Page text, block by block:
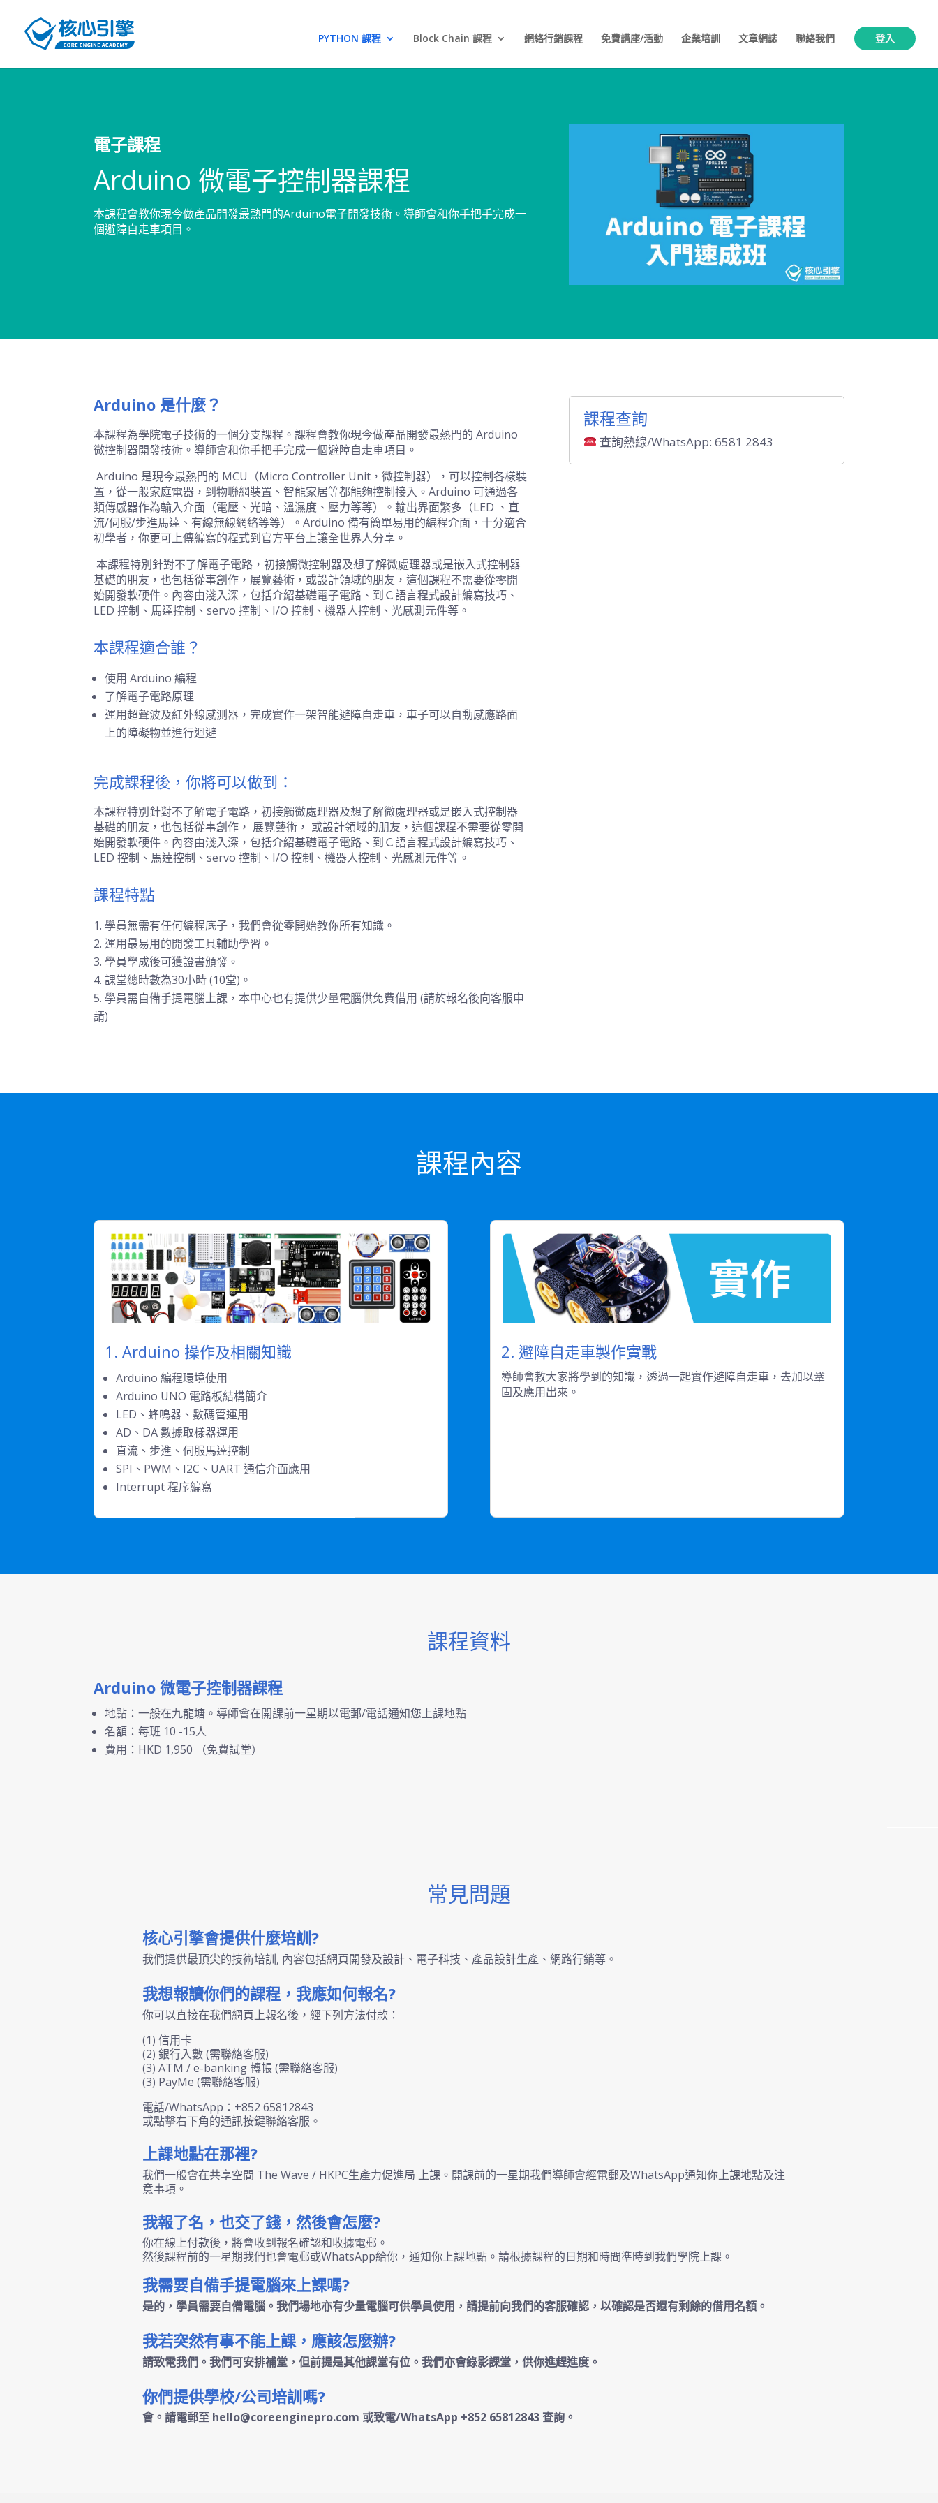
PYTHON 課程 Block Chain 課程 網絡行銷課程 免費講座/活動 企業培訓 文章網誌 聯絡我們 登入
電子課程
Arduino 微電子控制器課程
本課程會教你現今做產品開發最熱門的Arduino電子開發技術。導師會和你手把手完成一
個避障自走車項目。
Arduino 是什麼？
本課程為學院電子技術的一個分支課程。課程會教你現今做產品開發最熱門的Arduino
微控制器開發技術。導師會和你手把手完成一個避障自走車項目。
Arduino 是現今最熱門的 MCU（Micro Controller Unit，微控制器），可以控制各樣裝
置，從一般家庭電器， 到物聯網裝置、智能家居等都能夠控制接入。Arduino 可通過各
類傳感器作為輸入介面（電壓、光暗、溫濕度、壓力等等）
。輸出界面繁多（LED 、直
流/伺服/步進馬達、有線無線網絡等等）。Arduino 備有簡單易用的編程介面，十分適合
初學者，你更可上傳編寫的程式到官方平台上讓全世界人分享。
本課程特別針對不了解電子電路，初接觸微控制器及想了解微處理器或是嵌入式控制器
基礎的朋友，也包括從事創作，展覽藝術，或設計領域的朋友，這個課程不需要從零開
始開發軟硬件。內容由淺入深，包括介紹基礎電子電路、到Ｃ語言程式設計編寫技巧、
LED 控制、馬達控制、servo 控制、I/O 控制、機器人控制、光感測元件等。
本課程適合誰？
使用 Arduino 編程
了解電子電路原理
運用超聲波及紅外線感測器，完成實作一架智能避障自走車，車子可以自動感應路面
上的障礙物並進行迴避
完成課程後，你將可以做到：
本課程特別針對不了解電子電路，初接觸微處理器及想了解微處理器或是嵌入式控制器
基礎的朋友，也包括從事創作， 展覽藝術， 或設計領域的朋友，這個課程不需要從零開
始開發軟硬件。內容由淺入深，包括介紹基礎電子電路、到Ｃ語言程式設計編寫技巧、
LED 控制、馬達控制、servo 控制、I/O 控制、機器人控制、光感測元件等。
課程特點
學員無需有任何編程底子，我們會從零開始教你所有知識。
運用最易用的開發工具輔助學習。
學員學成後可獲證書頒發。
課堂總時數為30小時 (10堂)。
學員需自備手提電腦上課，本中心也有提供少量電腦供免費借用 (請於報名後向客服申
請)
課程查詢
查詢熱線/WhatsApp: 6581 2843
課程內容
1. Arduino 操作及相關知識
Arduino 編程環境使用
Arduino UNO 電路板結構簡介
LED、蜂鳴器、數碼管運用
AD、DA 數據取樣器運用
直流、步進、伺服馬達控制
SPI、PWM、I2C、UART 通信介面應用
Interrupt 程序編寫
2. 避障自走車製作實戰
導師會教大家將學到的知識，透過一起實作避障自走車，去加以鞏
固及應用出來。
課程資料
Arduino 微電子控制器課程
地點：一般在九龍塘。導師會在開課前一星期以電郵/電話通知您上課地點
名額：每班 10 -15人
費用：HKD 1,950
（免費試堂）
常見問題
核心引擎會提供什麼培訓?
我們提供最頂尖的技術培訓, 內容包括網頁開發及設計、電子科技、產品設計生產、網路行銷等。
我想報讀你們的課程，我應如何報名?
你可以直接在我們網頁上報名後，經下列方法付款：
(1) 信用卡
(2) 銀行入數 (需聯絡客服)
(3) ATM / e-banking 轉帳 (需聯絡客服)
(3) PayMe (需聯絡客服)
電話/WhatsApp：+852 65812843
或點擊右下角的通訊按鍵聯絡客服。
上課地點在那裡?
我們一般會在共享空間 The Wave / HKPC生產力促進局 上課。開課前的一星期我們導師會經電郵及WhatsApp通知你上課地點及注
意事項。
我報了名，也交了錢，然後會怎麼?
你在線上付款後，將會收到報名確認和收據電郵。
然後課程前的一星期我們也會電郵或WhatsApp給你，通知你上課地點。請根據課程的日期和時間準時到我們學院上課。
我需要自備手提電腦來上課嗎?
是的，學員需要自備電腦。我們場地亦有少量電腦可供學員使用，請提前向我們的客服確認，以確認是否還有剩餘的借用名額。
我若突然有事不能上課，應該怎麼辦?
請致電我們。我們可安排補堂，但前提是其他課堂有位。我們亦會錄影課堂，供你進趕進度。
你們提供學校/公司培訓嗎?
會。請電郵至 hello@coreenginepro.com 或致電/WhatsApp +852 65812843 查詢。